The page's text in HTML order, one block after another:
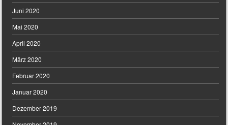
Juni 2020
Mai 2020
April 2020
März 2020
Februar 2020
Januar 2020
Dezember 2019